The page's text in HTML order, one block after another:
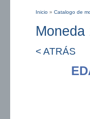
Inicio » Catalogo de
< ATRÁS